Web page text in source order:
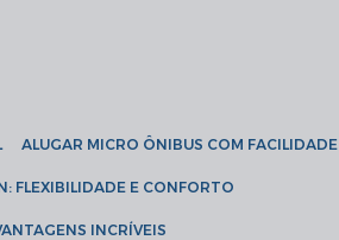
ALUGAR MICRO ÔNIBUS COM FACILIDADE
FLEXIBILIDADE E CONFORTO
INCRÍVEIS